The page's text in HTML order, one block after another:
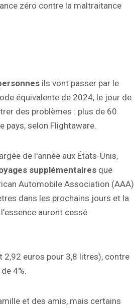
zéro contre la maltraitance
ils vont passer par le
équivalente de 2024, le jour de
des problèmes : plus de 60
pays, selon Flightaware.
de l'année aux États-Unis,
supplémentaires que
Automobile Association (AAA)
dans les prochains jours et la
auront cessé
euros pour 3,8 litres), contre
4%.
et des amis, mais certains